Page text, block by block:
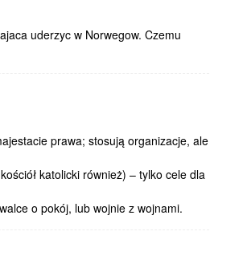
uderzyc w Norwegow. Czemu
prawa; stosują organizacje, ale
katolicki również) – tylko cele dla
o pokój, lub wojnie z wojnami.